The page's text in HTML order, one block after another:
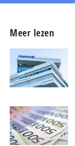
Meer lezen